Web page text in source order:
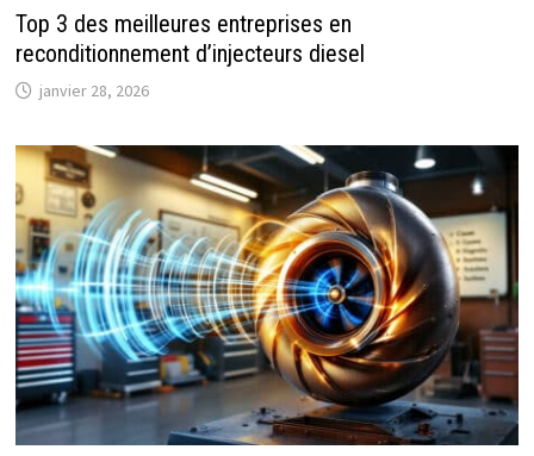
Top 3 des meilleures entreprises en
reconditionnement d’injecteurs diesel
janvier 28, 2026